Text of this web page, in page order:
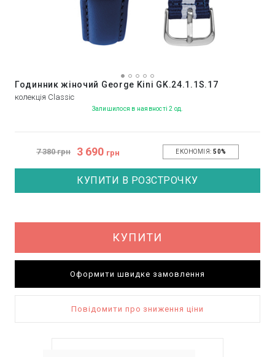
Годинник жіночий George Kini GK.24.1.1S.17
колекція Classic
Залишилося в наявності 2 од.
7 380 грн 3 690 грн ЕКОНОМІЯ:50%
КУПИТИ В РОЗСТРОЧКУ
КУПИТИ
Оформити швидке замовлення
Повідомити про зниження ціни